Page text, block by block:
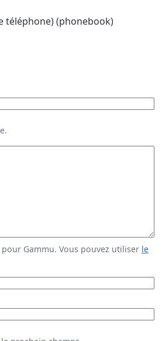
téléphone) (phonebook)
Gammu. Vous pouvez utiliser le